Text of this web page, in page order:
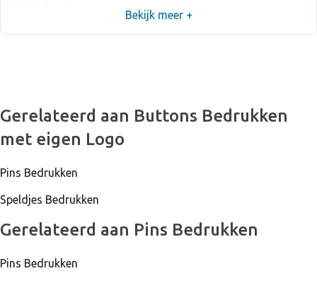
Bekijk meer +
Gerelateerd aan Buttons Bedrukken
met eigen Logo
Pins Bedrukken
Speldjes Bedrukken
Gerelateerd aan Pins Bedrukken
Pins Bedrukken